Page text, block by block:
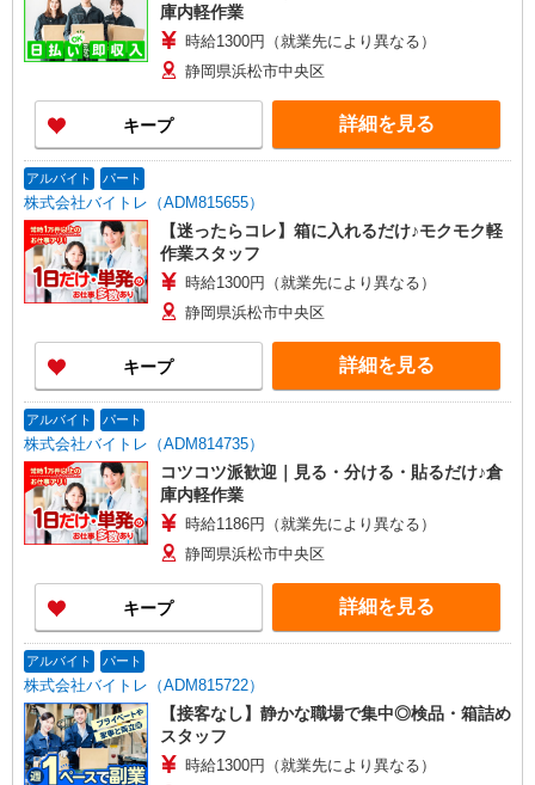
庫内軽作業
時給1300円（就業先により異なる）
静岡県浜松市中央区
キープ 詳細を見る
アルバイト パート
株式会社バイトレ（ADM815655）
【迷ったらコレ】箱に入れるだけ♪モクモク軽
作業スタッフ
時給1300円（就業先により異なる）
静岡県浜松市中央区
キープ 詳細を見る
アルバイト パート
株式会社バイトレ（ADM814735）
コツコツ派歓迎｜見る・分ける・貼るだけ♪倉
庫内軽作業
時給1186円（就業先により異なる）
静岡県浜松市中央区
キープ 詳細を見る
アルバイト パート
株式会社バイトレ（ADM815722）
【接客なし】静かな職場で集中◎検品・箱詰め
スタッフ
時給1300円（就業先により異なる）